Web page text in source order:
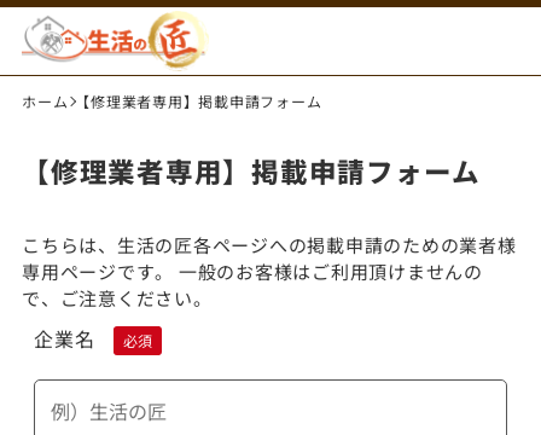
ホーム 【修理業者専用】掲載申請フォーム
【修理業者専用】掲載申請フォーム
こちらは、生活の匠各ページへの掲載申請のための業者様
専用ページです。 一般のお客様はご利用頂けませんの
で、ご注意ください。
企業名 必須